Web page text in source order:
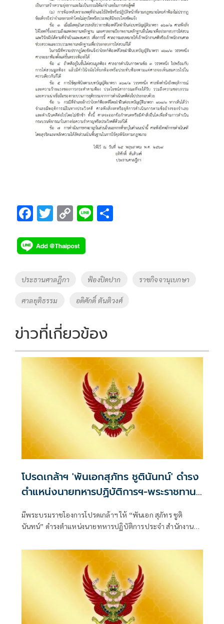
F
e
b
o
o
k
T
tt
er
C
p
y
n
k
Li
Tags
ประธานศาลฎีกา ฟ้องปิดปาก ราชกิจจานุเบกษา
ศาลยุติธรรม อดิศักดิ์ ตันติวงศ์
ข่าวที่เกี่ยวข้อง
โปรดเกล้าฯ 'พันเอกสุภัทร ชูตินันทน์' ดำรง
ตำแหน่งนายทหารปฏิบัติการฯ-พระราชทาน
มีพระบรมราชโองการโปรดเกล้าฯ ให้ “พันเอก สุภัทร ชูติ
นันทน์” ดำรงตำแหน่งนายทหารปฏิบัติการประจำ สำนักงาน